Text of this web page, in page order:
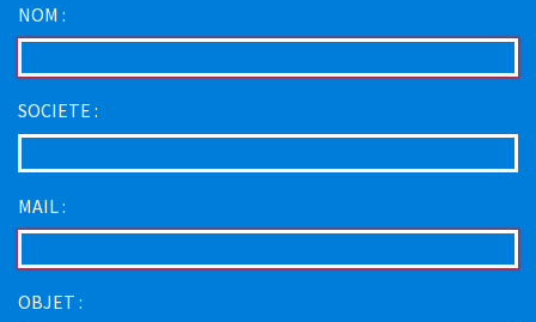
NOM :
SOCIETE :
MAIL :
OBJET :